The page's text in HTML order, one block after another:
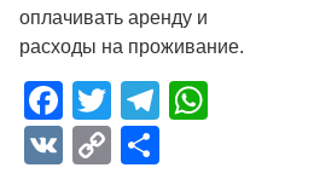
оплачивать аренду и
расходы на проживание.
Facebook
TwitterTelegram
VK Copy